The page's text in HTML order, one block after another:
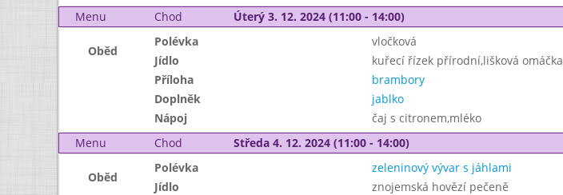
Menu
Chod Úterý 3. 12. 2024 (11:00 - 14:00)
Oběd
Polévka vločková
Jídlo
kuřecí řízek přírodní,lišková omáčka
Příloha
brambory
Doplněk
jablko
Nápoj
čaj s citronem,mléko
Menu
Chod Středa 4. 12. 2024 (11:00 - 14:00)
Oběd
Polévka zeleninový vývar s jáhlami
Jídlo
znojemská hovězí pečeně